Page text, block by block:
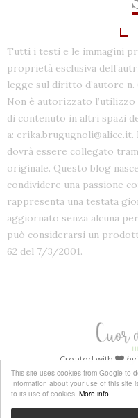
This site uses cookies from Google to
Information about your use of this site
to its use of cookies. More info
Tutti i testi e le immagini
proprietà esclusiva
legge sul diritto d’autore n.
Non è autorizzato
di contenuto in altri spazi
a:
dovrà essere collegato
originale. Questo blog
condividere una passione
rappresenta una testata
aggiornato senza alcuna
può considerarsi un
62 del 7/3/2001.
Created with by